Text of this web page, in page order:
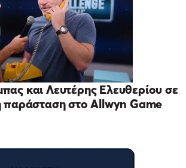
και Λευτέρης Ελευθερίου σε
παράσταση στο Allwyn Game